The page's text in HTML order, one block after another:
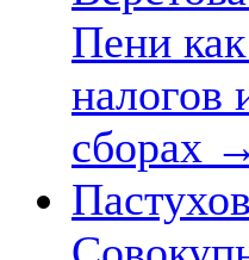
Пени
налогов
сборах